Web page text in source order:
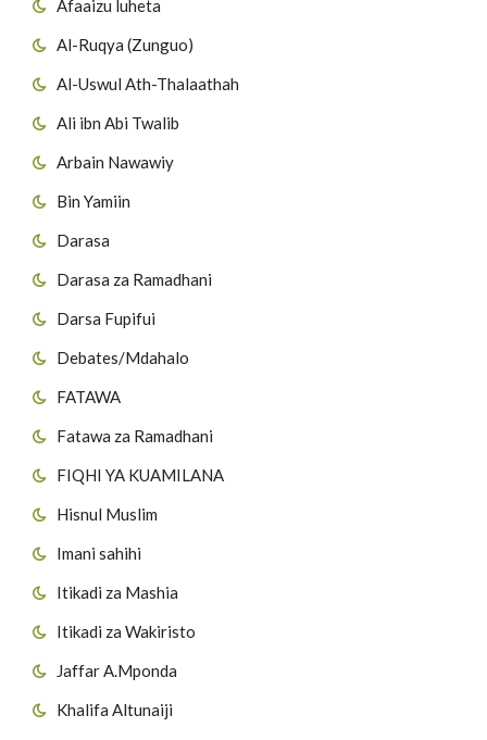
Afaaizu luheta
Al-Ruqya (Zunguo)
Al-Uswul Ath-Thalaathah
Ali ibn Abi Twalib
Arbain Nawawiy
Bin Yamiin
Darasa
Darasa za Ramadhani
Darsa Fupifui
Debates/Mdahalo
FATAWA
Fatawa za Ramadhani
FIQHI YA KUAMILANA
Hisnul Muslim
Imani sahihi
Itikadi za Mashia
Itikadi za Wakiristo
Jaffar A.Mponda
Khalifa Altunaiji